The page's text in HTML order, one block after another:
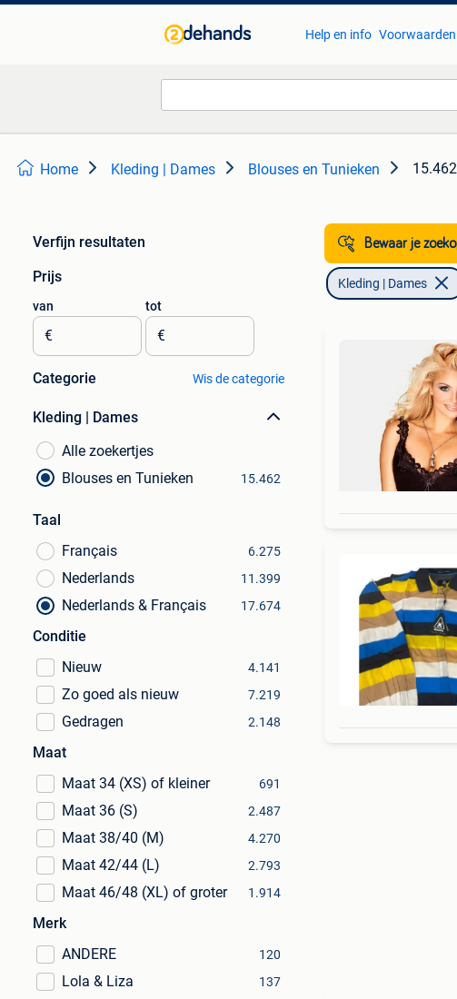
Help en info Voorwaarden
Home Kleding | Dames Blouses en Tunieken
Verfijn resultaten
Prijs
van
€
tot
€
Categorie Wis de categorie
Kleding | Dames
Alle zoekertjes
Blouses en Tunieken
15.462
Taal
Français
6.275
Nederlands 11.399
Nederlands & Français 17.674
Conditie
Nieuw
4.141
Zo goed als nieuw 7.219
Gedragen 2.148
Maat
Maat 34 (XS) of kleiner
691
Maat 36 (S) 2.487
Maat 38/40 (M) 4.270
Maat 42/44 (L) 2.793
Maat 46/48 (XL) of groter 1.914
Merk
ANDERE
120
Lola & Liza 137
Bewaar je
Kleding | Dames